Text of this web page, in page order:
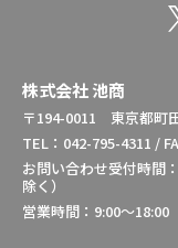
株式会社 池商
〒194-0011 東京都町
TEL：042-795-4311 /
お問い合わせ受付時間
除く）
営業時間：9:00～18:00